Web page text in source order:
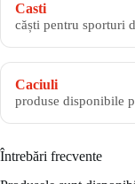
Casti
căști pentru sporturi
Caciuli
produse disponibile
Întrebări frecvente